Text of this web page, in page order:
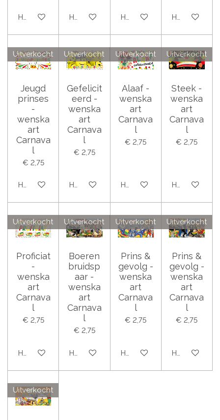
Houd mij op de hoogteHoud mij op de hoogteHoud mij op de hoogte
Houd mij op
Uitverkocht
Jeugd
prinses
-
wenska
art
Carnava
l
€ 2,75
Houd mij op de hoogte
Uitverkocht
Gefelicit
eerd -
wenska
art
Carnava
l
€ 2,75
Houd mij op de hoogte
Uitverkocht
Alaaf -
wenska
art
Carnava
l
€ 2,75
Houd mij op de hoogte
Uitverkocht
Steek -
wenska
art
Carnava
l
€ 2,75
Houd mij op
Uitverkocht
Proficiat
-
wenska
art
Carnava
l
€ 2,75
Houd mij op de hoogte
Uitverkocht
Boeren
bruidsp
aar -
wenska
art
Carnava
l
€ 2,75
Houd mij op de hoogte
Uitverkocht
Prins &
gevolg -
wenska
art
Carnava
l
€ 2,75
Houd mij op de hoogte
Uitverkocht
Prins &
gevolg -
wenska
art
Carnava
l
€ 2,75
Houd mij op
Uitverkocht